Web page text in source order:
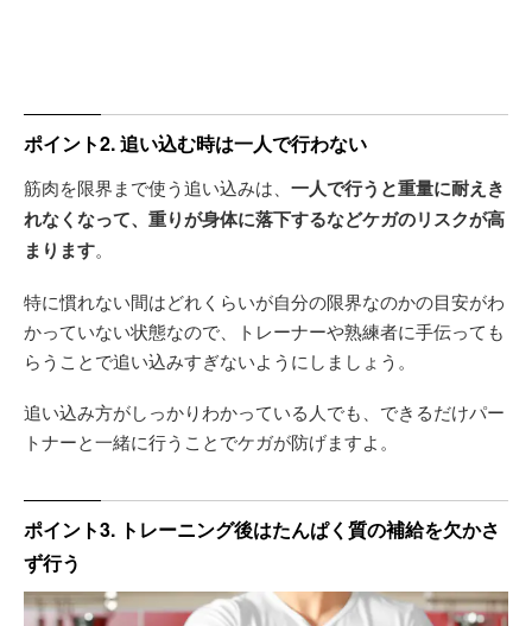
ポイント2. 追い込む時は一人で行わない
筋肉を限界まで使う追い込みは、 一人で行うと重量に耐えき
れなくなって、重りが身体に落下するなどケガのリスクが高
まります。
特に慣れない間はどれくらいが自分の限界なのかの目安がわ
かっていない状態なので、トレーナーや熟練者に手伝っても
らうことで追い込みすぎないようにしましょう。
追い込み方がしっかりわかっている人でも、できるだけパー
トナーと一緒に行うことでケガが防げますよ。
ポイント3. トレーニング後はたんぱく質の補給を欠かさ
ず行う